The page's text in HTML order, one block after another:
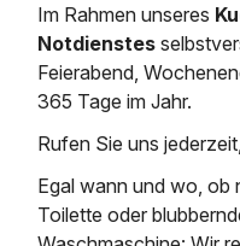
Stellenangebote
Im Rahmen unseres
Notdienstes
Feierabend,
365 Tage im Jahr.
Rufen Sie uns
Egal wann und wo, ob
Toilette oder